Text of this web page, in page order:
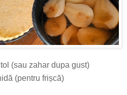
(sau zahar dupa gust)
(pentru frișcă)